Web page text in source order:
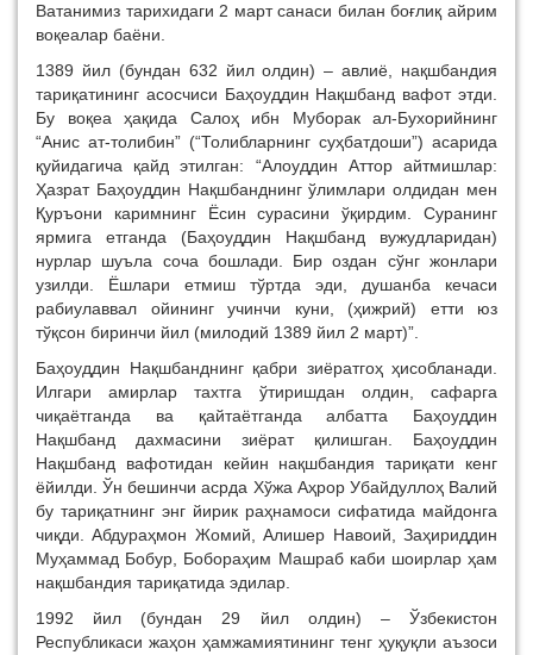
Ватанимиз тарихидаги 2 март санаси билан боғлиқ айрим
воқеалар баёни.
1389 йил (бундан 632 йил олдин) – авлиё, нақшбандия
тариқатининг асосчиси Баҳоуддин Нақшбанд вафот этди.
Бу воқеа ҳақида Салоҳ ибн Муборак ал-Бухорийнинг
“Анис ат-толибин” (“Толибларнинг суҳбатдоши”) асарида
қуйидагича қайд этилган: “Алоуддин Аттор айтмишлар:
Ҳазрат Баҳоуддин Нақшбанднинг ўлимлари олдидан мен
Қуръони каримнинг Ёсин сурасини ўқирдим. Суранинг
ярмига етганда (Баҳоуддин Нақшбанд вужудларидан)
нурлар шуъла соча бошлади. Бир оздан сўнг жонлари
узилди. Ёшлари етмиш тўртда эди, душанба кечаси
рабиулаввал ойининг учинчи куни, (ҳижрий) етти юз
тўқсон биринчи йил (милодий 1389 йил 2 март)”.
Баҳоуддин Нақшбанднинг қабри зиёратгоҳ ҳисобланади.
Илгари амирлар тахтга ўтиришдан олдин, сафарга
чиқаётганда ва қайтаётганда албатта Баҳоуддин
Нақшбанд дахмасини зиёрат қилишган. Баҳоуддин
Нақшбанд вафотидан кейин нақшбандия тариқати кенг
ёйилди. Ўн бешинчи асрда Хўжа Аҳрор Убайдуллоҳ Валий
бу тариқатнинг энг йирик раҳнамоси сифатида майдонга
чиқди. Абдураҳмон Жомий, Алишер Навоий, Заҳириддин
Муҳаммад Бобур, Бобораҳим Машраб каби шоирлар ҳам
нақшбандия тариқатида эдилар.
1992 йил (бундан 29 йил олдин) – Ўзбекистон
Республикаси жаҳон ҳамжамиятининг тенг ҳуқуқли аъзоси